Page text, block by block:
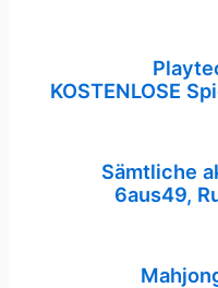
KOSTENLOSE
Sämtliche
6aus49,